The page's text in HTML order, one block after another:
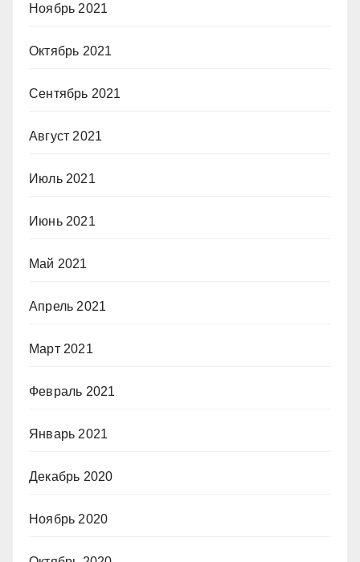
Ноябрь 2021
Октябрь 2021
Сентябрь 2021
Август 2021
Июль 2021
Июнь 2021
Май 2021
Апрель 2021
Март 2021
Февраль 2021
Январь 2021
Декабрь 2020
Ноябрь 2020